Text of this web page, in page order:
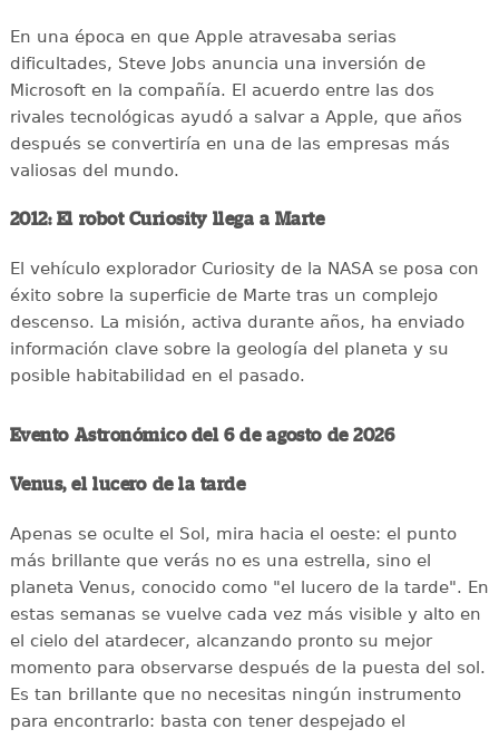
En una época en que Apple atravesaba serias
dificultades, Steve Jobs anuncia una inversión de
Microsoft en la compañía. El acuerdo entre las dos
rivales tecnológicas ayudó a salvar a Apple, que años
después se convertiría en una de las empresas más
valiosas del mundo.
2012: El robot Curiosity llega a Marte
El vehículo explorador Curiosity de la NASA se posa con
éxito sobre la superficie de Marte tras un complejo
descenso. La misión, activa durante años, ha enviado
información clave sobre la geología del planeta y su
posible habitabilidad en el pasado.
Evento Astronómico del 6 de agosto de 2026
Venus, el lucero de la tarde
Apenas se oculte el Sol, mira hacia el oeste: el punto
más brillante que verás no es una estrella, sino el
planeta Venus, conocido como "el lucero de la tarde". En
estas semanas se vuelve cada vez más visible y alto en
el cielo del atardecer, alcanzando pronto su mejor
momento para observarse después de la puesta del sol.
Es tan brillante que no necesitas ningún instrumento
para encontrarlo: basta con tener despejado el